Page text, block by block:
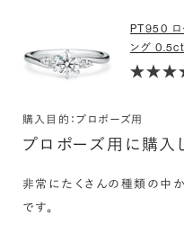
PT950 ロ
ング 0.5ct
購入目的：プロポーズ用
プロポーズ用に購入
非常にたくさんの種類の中
です。